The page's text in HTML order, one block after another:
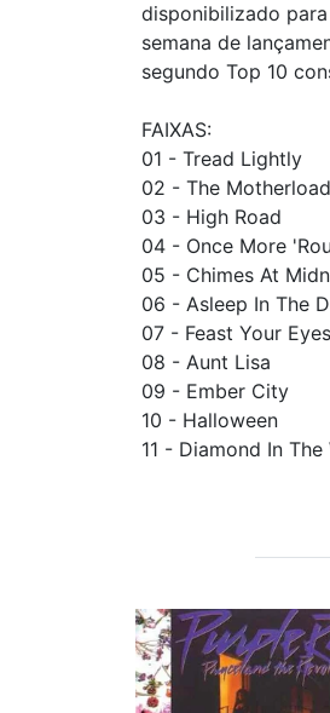
disponibilizado
semana de
segundo Top 10
FAIXAS:
01 - Tread Lightly
02 - The Motherload
03 - High Road
04 - Once More
05 - Chimes At
06 - Asleep In The
07 - Feast Your Eyes
08 - Aunt Lisa
09 - Ember City
10 - Halloween
11 - Diamond In